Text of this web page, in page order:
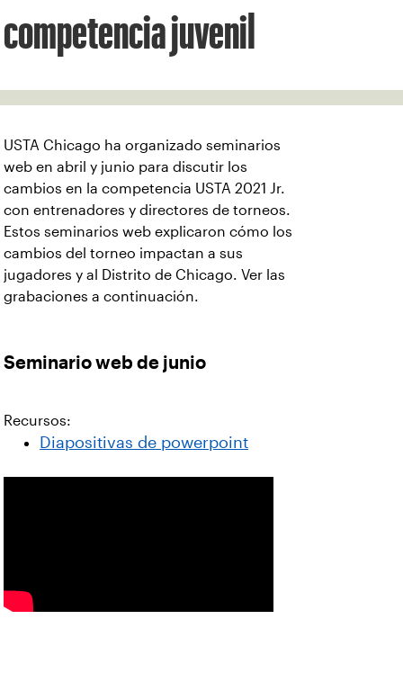
competencia juvenil
USTA Chicago ha organizado seminarios
web en abril y junio para discutir los
cambios en la competencia USTA 2021 Jr.
con entrenadores y directores de torneos.
Estos seminarios web explicaron cómo los
cambios del torneo impactan a sus
jugadores y al Distrito de Chicago. Ver las
grabaciones a continuación.
Seminario web de junio
Recursos:
Diapositivas de powerpoint